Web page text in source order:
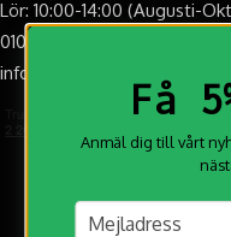
dina varor hanteras
Få
Anmäl dig till vårt
email
Mejladress
Lör: 10:00-14:00 (Augusti-
010-188 20 20
info@rmjakt.se